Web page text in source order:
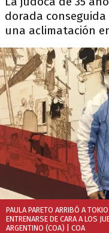
dorada conseguida
una aclimatación
PAULA PARETO ARRIBÓ A
ENTRENARSE DE CARA A LOS
ARGENTINO (COA) | COA